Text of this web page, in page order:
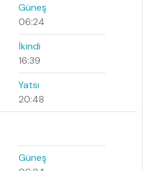
Güneş
06:24
İkindi
16:39
Yatsı
20:48
Güneş